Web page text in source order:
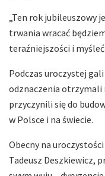
„Ten rok jubileuszowy
trwania wracać
teraźniejszości i myśleć
Podczas uroczystej
odznaczenia otrzymali
przyczynili się do
w Polsce i na świecie.
Obecny na
Tadeusz Deszkiewicz,